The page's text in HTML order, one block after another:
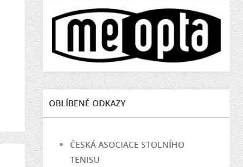
OBLÍBENÉ ODKAZY
ČESKÁ ASOCIACE STOLNÍHO
TENISU